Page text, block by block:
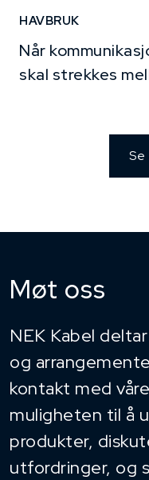
HAVBRUK
Når
skal strekkes
Møt oss
NEK Kabel
og
kontakt med
muligheten til å
produkter,
utfordringer, og